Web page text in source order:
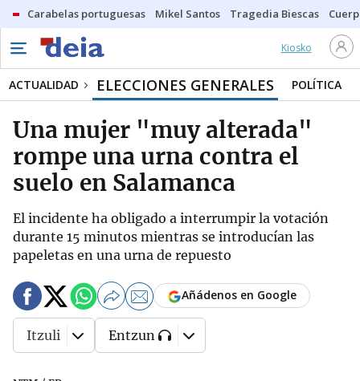
Carabelas portuguesas Mikel Santos Tragedia Biescas
Kiosko
ACTUALIDAD ELECCIONES GENERALES POLÍTICA
Una mujer "muy alterada"
rompe una urna contra el
suelo en Salamanca
El incidente ha obligado a interrumpir la votación
durante 15 minutos mientras se introducían las
papeletas en una urna de repuesto
Añádenos en Google
Itzuli Entzun